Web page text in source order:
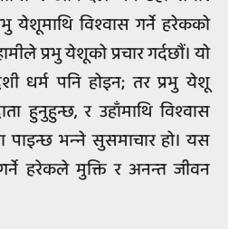
येशूमाथि विश्‍वास गर्ने हरेकको
प्रभु येशूको प्रचार गर्दछौं। यो
धर्म पनि होइन; तर प्रभु येशू
हुनुहुन्छ, र उहाँमाथि विश्‍वास
पाइन्छ भन्‍ने सुसमाचार हो। यस
हरेकले मुक्ति र अनन्त जीवन